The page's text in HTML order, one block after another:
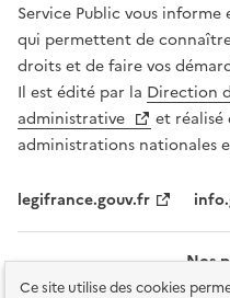
Ce site utilise des cookies
Service Public vous informe
qui permettent de
droits et de faire vos
Il est édité par la Direction
administrative
et réalisé
administrations nationales
legifrance.gouv.fr
Nos